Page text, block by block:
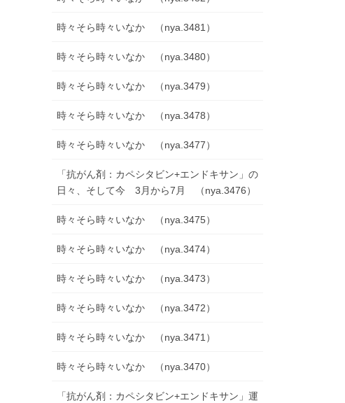
時々そら時々いなか （nya.3481）
時々そら時々いなか （nya.3480）
時々そら時々いなか （nya.3479）
時々そら時々いなか （nya.3478）
時々そら時々いなか （nya.3477）
「抗がん剤：カペシタビン+エンドキサン」の
日々、そして今 3月から7月 （nya.3476）
時々そら時々いなか （nya.3475）
時々そら時々いなか （nya.3474）
時々そら時々いなか （nya.3473）
時々そら時々いなか （nya.3472）
時々そら時々いなか （nya.3471）
時々そら時々いなか （nya.3470）
「抗がん剤：カペシタビン+エンドキサン」運